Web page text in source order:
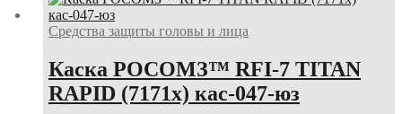
Средства защиты головы и лица
Каска РОСОМЗ™ RFI-7 TITAN
RAPID (7171х) кас-047-юз